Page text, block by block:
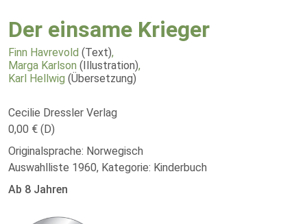
Der einsame Krieger
Finn Havrevold (Text),
Marga Karlson (Illustration),
Karl Hellwig (Übersetzung)
Cecilie Dressler Verlag
0,00 € (D)
Originalsprache: Norwegisch
Auswahlliste 1960, Kategorie: Kinderbuch
Ab 8 Jahren